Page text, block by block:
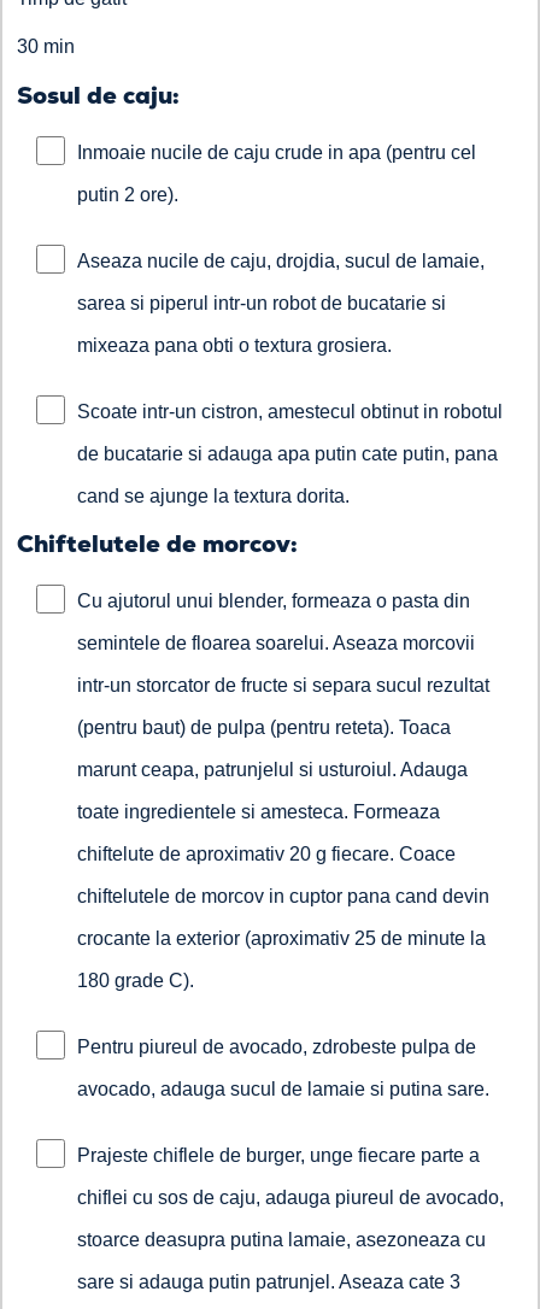
30 min
Sosul de caju:
Inmoaie nucile de caju crude in apa (pentru cel
putin 2 ore).
Aseaza nucile de caju, drojdia, sucul de lamaie,
sarea si piperul intr-un robot de bucatarie si
mixeaza pana obti o textura grosiera.
Scoate intr-un cistron, amestecul obtinut in robotul
de bucatarie si adauga apa putin cate putin, pana
cand se ajunge la textura dorita.
Chiftelutele de morcov:
Cu ajutorul unui blender, formeaza o pasta din
semintele de floarea soarelui. Aseaza morcovii
intr-un storcator de fructe si separa sucul rezultat
(pentru baut) de pulpa (pentru reteta). Toaca
marunt ceapa, patrunjelul si usturoiul. Adauga
toate ingredientele si amesteca. Formeaza
chiftelute de aproximativ 20 g fiecare. Coace
chiftelutele de morcov in cuptor pana cand devin
crocante la exterior (aproximativ 25 de minute la
180 grade C).
Pentru piureul de avocado, zdrobeste pulpa de
avocado, adauga sucul de lamaie si putina sare.
Prajeste chiflele de burger, unge fiecare parte a
chiflei cu sos de caju, adauga piureul de avocado,
stoarce deasupra putina lamaie, asezoneaza cu
sare si adauga putin patrunjel. Aseaza cate 3